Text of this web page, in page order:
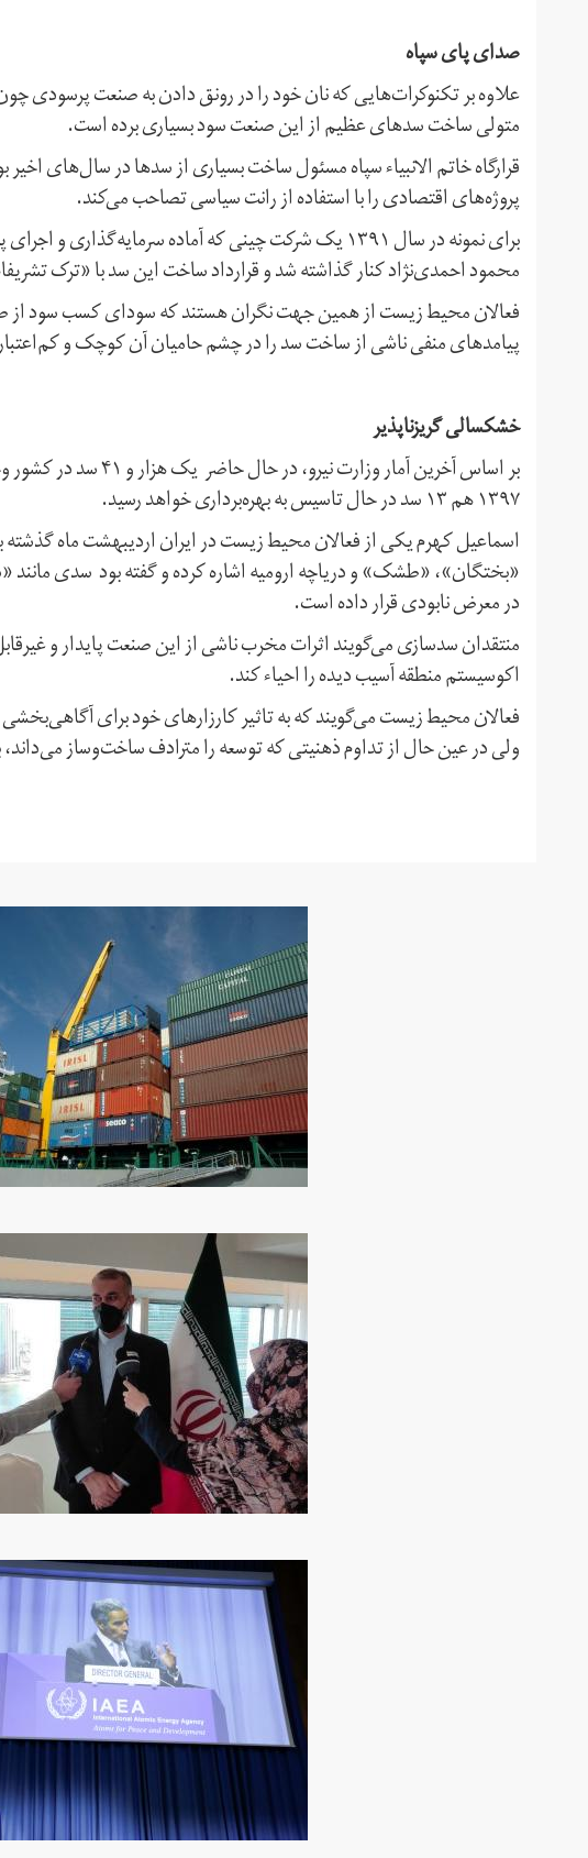
صدای پای سپاه
علاوه بر تکنوکرات‌هایی که نان خود را در رونق دادن به صنعت پرسودی
متولی ساخت سدهای عظیم از این صنعت سود بسیاری برده است.
قرارگاه خاتم الانبیاء سپاه مسئول ساخت بسیاری از سدها در سال‌های اخیر
پروژه‌های اقتصادی را با استفاده از رانت سیاسی تصاحب می‌کند.
برای نمونه در سال ۱۳۹۱ یک شرکت چینی که آماده
محمود احمدی‌نژاد کنار گذاشته شد و قرارداد ساخت این سد با «ترک
فعالان محیط زیست از همین جهت نگران هستند که سودای کسب سود از
پیامدهای منفی ناشی از ساخت سد را در چشم حامیان آن کوچک و
خشکسالی گریز‌ناپذیر
بر اساس آخرین آمار
۱۳۹۷ هم ۱۳ سد در حال تاسیس به بهره‌برداری خواهد رسید.
اسماعیل کهرم یکی از فعالان محیط زیست در ایران اردیبهشت ماه
«بختگان»، «طشک» و دریاچه ارومیه اشاره کرده و گفته بود سدی مانند
در معرض نابودی قرار داده است.
منتقدان سدسازی می‌گویند اثرات مخرب ناشی از این صنعت پایدار و
اکوسیستم منطقه آسیب دیده را احیاء کند.
فعالان محیط زیست می‌گویند که به تاثیر کارزارهای خود برای
ولی در عین حال از تداوم ذهنیتی که توسعه را مترادف ساخت‌و‌ساز می‌داند،